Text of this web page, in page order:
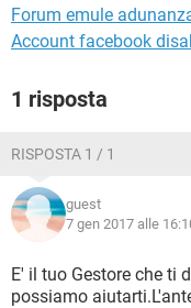
Forum emule
Account facebook
1 risposta
RISPOSTA 1 / 1
guest
7 gen 2017 alle
E' il tuo Gestore che ti
possiamo